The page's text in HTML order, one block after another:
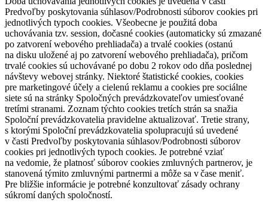
Predvoľby poskytovania súhlasov/Podrobnosti súborov cookies pri
jednotlivých typoch cookies. Všeobecne je použitá doba
uchovávania tzv. session, dočasné cookies (automaticky sú zmazané
po zatvorení webového prehliadača) a trvalé cookies (ostanú
na disku uložené aj po zatvorení webového prehliadača), pričom
trvalé cookies sú uchovávané po dobu 2 rokov odo dňa poslednej
návštevy webovej stránky. Niektoré štatistické cookies, cookies
pre marketingové účely a cielenú reklamu a cookies pre sociálne
siete sú na stránky Spoločných prevádzkovateľov umiesťované
tretími stranami. Zoznam týchto cookies tretích strán sa snažia
Spoloční prevádzkovatelia pravidelne aktualizovať. Tretie strany,
s ktorými Spoloční prevádzkovatelia spolupracujú sú uvedené
v časti Predvoľby poskytovania súhlasov/Podrobnosti súborov
cookies pri jednotlivých typoch cookies. Je potrebné vziať
na vedomie, že platnosť súborov cookies zmluvných partnerov, je
stanovená týmito zmluvnými partnermi a môže sa v čase meniť.
Pre bližšie informácie je potrebné konzultovať zásady ochrany
súkromí daných spoločností.